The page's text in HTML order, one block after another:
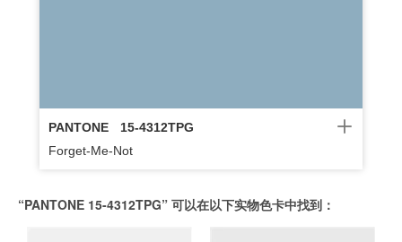
PANTONE
15-4312TPG
Forget-Me-Not
“PANTONE 15-4312TPG” 可以在以下实物色卡中找到：